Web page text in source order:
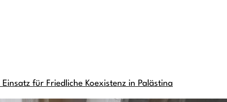
für Friedliche Koexistenz in Palästina